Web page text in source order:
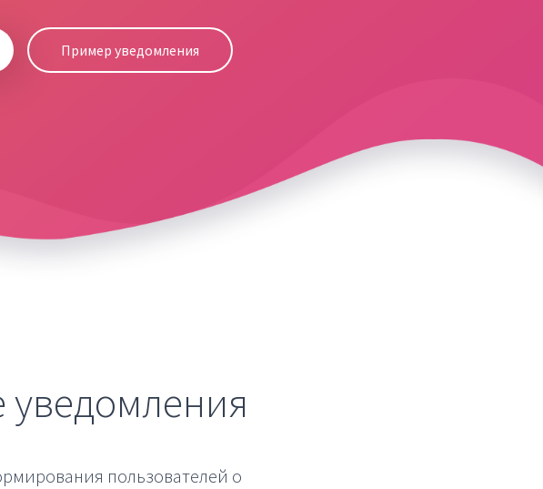
Пример уведомления
уведомления
пользователей о